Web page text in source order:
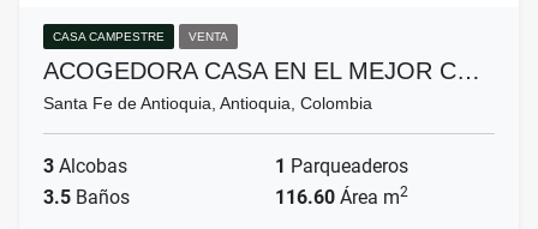
CASA CAMPESTRE VENTA
ACOGEDORA CASA EN EL MEJOR C…
Santa Fe de Antioquia, Antioquia, Colombia
3 Alcobas 1 Parqueaderos
3.5 Baños 116.60 Área m2